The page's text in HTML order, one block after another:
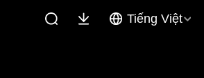
Tiếng Việt